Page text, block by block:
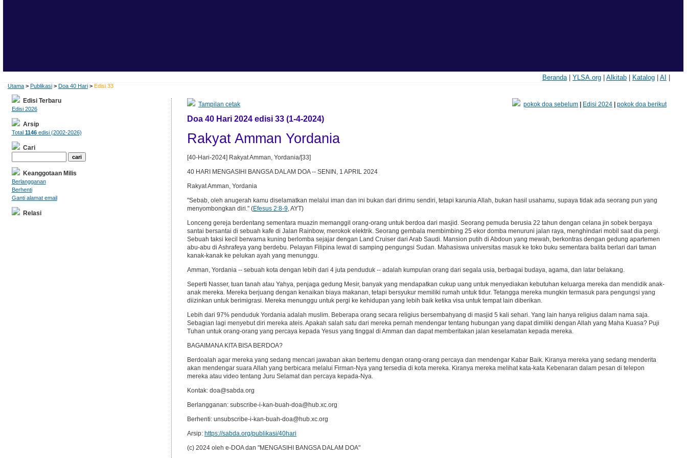
Beranda| YLSA.org| Alkitab| Katalog| AI
Utama > Publikasi > Doa 40 Hari > Edisi 33
Tampilan cetak pokok doa sebelum| Edisi 2024| pokok doa berikut
Doa 40 Hari 2024 edisi 33 (1-4-2024)
Rakyat Amman Yordania
[40-Hari-2024] Rakyat Amman, Yordania/[33]
40 HARI MENGASIHI BANGSA DALAM DOA -- SENIN, 1 APRIL 2024
Rakyat Amman, Yordania
"Sebab, oleh anugerah kamu diselamatkan melalui iman dan ini bukan dari dirimu sendiri, tetapi karunia Allah, bukan hasil usahamu, supaya tidak ada seorang pun yang
menyombongkan diri." (Efesus 2:8-9, AYT)
Lonceng gereja berdentang sementara muazin memanggil orang-orang untuk berdoa dari masjid. Seorang pemuda berusia 22 tahun dengan celana jin sobek bergaya
santai bersantai di sebuah kafe di Jalan Rainbow, merokok elektrik. Seorang gembala membimbing 25 ekor domba menuruni jalan raya, menghindari mobil saat dia pergi.
Sebuah taksi kecil berwarna kuning berlomba sejajar dengan Land Cruiser dari Arab Saudi. Mansion putih di Abdoun yang mewah, berkontras dengan gedung apartemen
abu-abu di Ashrafeya yang berdebu. Pelayan Filipina lewat di samping pengungsi Sudan. Mahasiswa universitas masuk ke toko buku sementara balita berlari dari taman
kanak-kanak ke pelukan ayah yang menunggu.
Amman, Yordania -- sebuah kota dengan lebih dari 4 juta penduduk -- adalah kumpulan orang dari segala usia, berbagai budaya, agama, dan latar belakang.
Seperti Nasser, tuan tanah atau Yahya, penjaga gedung Mesir, banyak yang mendapatkan cukup uang untuk menyediakan kebutuhan keluarga mereka dan mendidik anak-
anak mereka. Mereka berjuang dengan kenaikan biaya makanan, tetapi bersyukur memiliki rumah untuk tidur. Tetangga mereka mungkin termasuk para pengungsi yang
diizinkan untuk berimigrasi. Mereka menunggu untuk pergi ke kehidupan yang lebih baik ketika visa untuk tempat lain diberikan.
Lebih dari 97% penduduk Yordania adalah muslim. Beberapa orang secara religius bersembahyang di masjid 5 kali sehari. Yang lain hanya religius dalam nama saja.
Sebagian lagi menyebut diri mereka ateis. Apakah salah satu dari mereka pernah mendengar tentang hubungan yang dapat dimiliki dengan Allah yang Maha Kuasa? Puji
Tuhan untuk orang-orang yang percaya kepada Yesus yang tinggal di Amman dan dapat memberitakan jalan keselamatan kepada mereka.
BAGAIMANA KITA BISA BERDOA?
Berdoalah agar mereka yang sedang mencari jawaban akan bertemu dengan orang-orang percaya dan mendengar Kabar Baik. Kiranya mereka yang sedang menderita
akan mendengar suara Allah yang berbicara melalui Firman-Nya yang tersedia di kota mereka. Kiranya mereka melihat kata-kata Kebenaran dalam pesan di telepon
mereka atau video tentang Juru Selamat dan percaya kepada-Nya.
Kontak: doa@sabda.org
Berlangganan: subscribe-i-kan-buah-doa@hub.xc.org
Berhenti: unsubscribe-i-kan-buah-doa@hub.xc.org
Arsip: https://sabda.org/publikasi/40hari
(c) 2024 oleh e-DOA dan "MENGASIHI BANGSA DALAM DOA"
Edisi Terbaru
Edisi 2026
Arsip
Total 1146edisi (2002-2026)
Cari
Keanggotaan Milis
Berlangganan
Berhenti
Ganti alamat email
Relasi